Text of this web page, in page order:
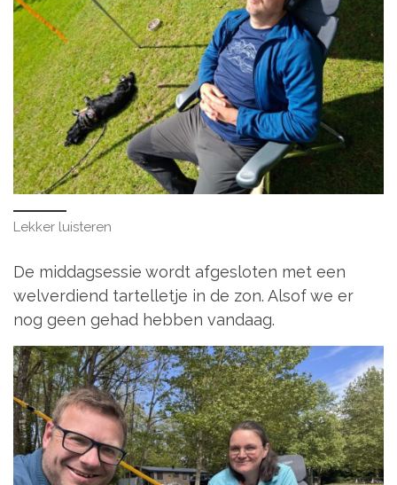
Lekker luisteren
De middagsessie wordt afgesloten met een
welverdiend tartelletje in de zon. Alsof we er
nog geen gehad hebben vandaag.